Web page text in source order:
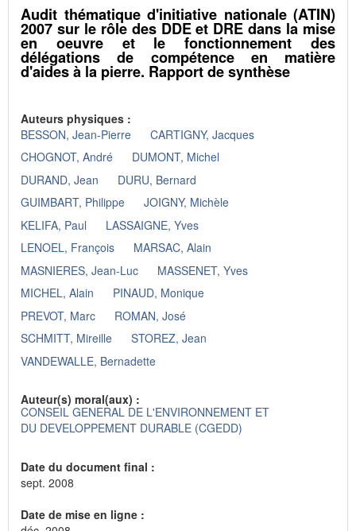
Audit thématique d'initiative nationale (ATIN)
2007 sur le rôle des DDE et DRE dans la mise
en oeuvre et le fonctionnement des
délégations de compétence en matière
d'aides à la pierre. Rapport de synthèse
Auteurs physiques :
BESSON, Jean-Pierre
CARTIGNY, Jacques
CHOGNOT, André
DUMONT, Michel
DURAND, Jean
DURU, Bernard
GUIMBART, Philippe
JOIGNY, Michèle
KELIFA, Paul
LASSAIGNE, Yves
LENOEL, François
MARSAC, Alain
MASNIERES, Jean-Luc
MASSENET, Yves
MICHEL, Alain
PINAUD, Monique
PREVOT, Marc
ROMAN, José
SCHMITT, Mireille
STOREZ, Jean
VANDEWALLE, Bernadette
Auteur(s) moral(aux) :
CONSEIL GENERAL DE L'ENVIRONNEMENT ET
DU DEVELOPPEMENT DURABLE (CGEDD)
Date du document final :
sept. 2008
Date de mise en ligne :